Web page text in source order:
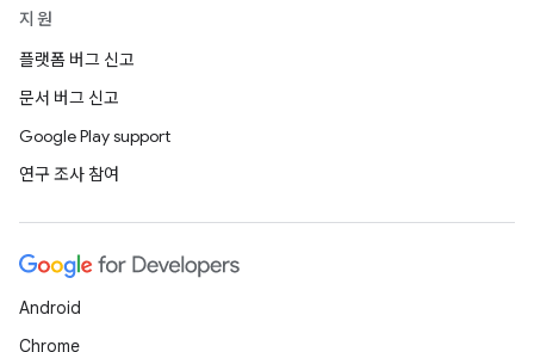
지원
플랫폼 버그 신고
문서 버그 신고
Google Play support
연구 조사 참여
Android
Chrome